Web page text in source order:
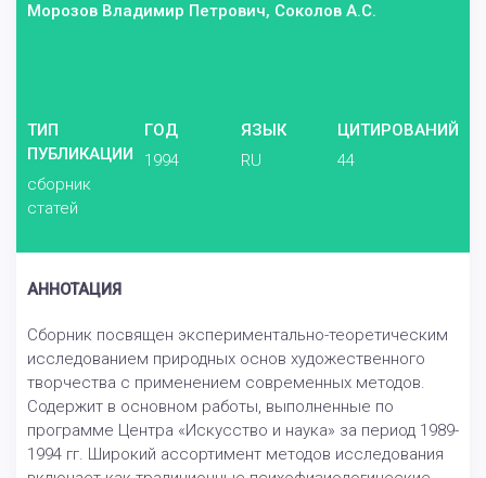
Морозов Владимир Петрович, Соколов А.С.
ТИП
ПУБЛИКАЦИИ
сборник
статей
ГОД
1994
ЯЗЫК
RU
ЦИТИРОВАНИЙ
44
АННОТАЦИЯ
Сборник посвящен экспериментально-теоретическим
исследованием природных основ художественного
творчества с применением современных методов.
Содержит в основном работы, выполненные по
программе Центра «Искусство и наука» за период 1989-
1994 гг. Широкий ассортимент методов исследования